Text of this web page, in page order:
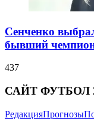
Сенченко
бывший
437
САЙТ ФУТБОЛ
РедакцияПрогнозы